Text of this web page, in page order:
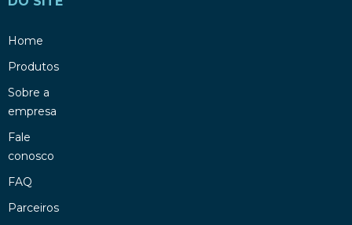
Home
Produtos
Sobre a
empresa
Fale
conosco
FAQ
Parceiros